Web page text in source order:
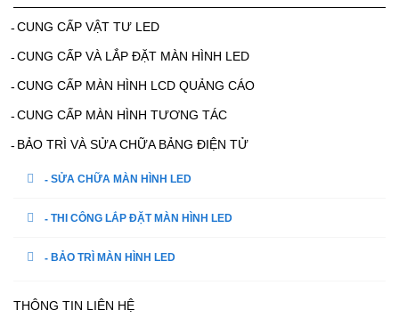
CUNG CẤP VẬT TƯ LED
CUNG CẤP VÀ LẮP ĐẶT MÀN HÌNH LED
CUNG CẤP MÀN HÌNH LCD QUẢNG CÁO
CUNG CẤP MÀN HÌNH TƯƠNG TÁC
BẢO TRÌ VÀ SỬA CHỮA BẢNG ĐIỆN TỬ
SỬA CHỮA MÀN HÌNH LED
THI CÔNG LẮP ĐẶT MÀN HÌNH LED
BẢO TRÌ MÀN HÌNH LED
THÔNG TIN LIÊN HỆ